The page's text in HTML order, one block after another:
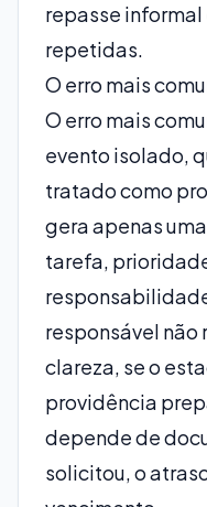
repasse
repetidas.
O erro mais
O erro mais
evento isolado,
tratado como
gera apenas
tarefa,
responsável não
clareza, se o
providência
depende de
solicitou, o